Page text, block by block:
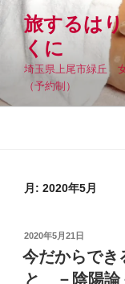
へ
旅するは
くに
埼玉県上尾市緑丘
（予約制）
月: 2020年5月
投
稿
日:
2020年5月21日
今だからでき
と －陰陽論